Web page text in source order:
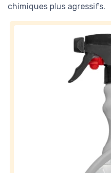
chimiques plus agressifs.